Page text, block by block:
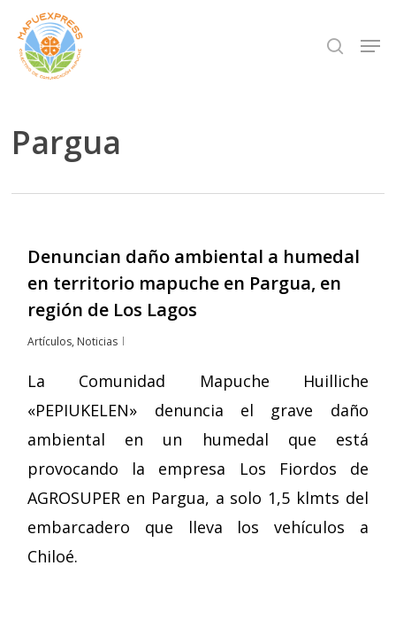
Skip
main
search
Pargua
Denuncian daño ambiental a humedal
en territorio mapuche en Pargua, en
región de Los Lagos
Artículos, Noticias
La Comunidad Mapuche Huilliche
«PEPIUKELEN» denuncia el grave daño
ambiental en un humedal que está
provocando la empresa Los Fiordos de
AGROSUPER en Pargua, a solo 1,5 klmts del
embarcadero que lleva los vehículos a
Chiloé.
Close